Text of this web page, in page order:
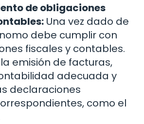
de obligaciones
Una vez dado de
debe cumplir con
fiscales y contables.
emisión de facturas,
adecuada y
declaraciones
como el